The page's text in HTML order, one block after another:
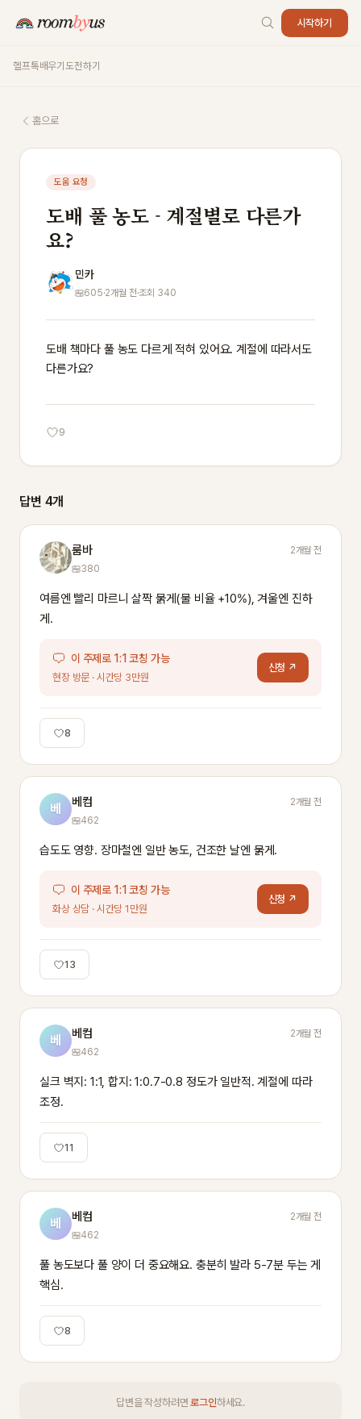
시작하기
헬프톡배우기도전하기
홈으로
도움 요청
도배 풀 농도 - 계절별로 다른가
요?
민카
605·2개월 전·조회 340
도배 책마다 풀 농도 다르게 적혀 있어요. 계절에 따라서도
다른가요?
9
답변 4개
룸바
2개월 전
380
여름엔 빨리 마르니 살짝 묽게(물 비율 +10%), 겨울엔 진하
게.
이 주제로 1:1 코칭 가능
현장 방문 · 시간당 3만원
신청 ↗
8
베 베컴
2개월 전
462
습도도 영향. 장마철엔 일반 농도, 건조한 날엔 묽게.
이 주제로 1:1 코칭 가능
화상 상담 · 시간당 1만원
신청 ↗
13
베 베컴
2개월 전
462
실크 벽지: 1:1, 합지: 1:0.7-0.8 정도가 일반적. 계절에 따라
조정.
11
베 베컴
2개월 전
462
풀 농도보다 풀 양이 더 중요해요. 충분히 발라 5-7분 두는 게
핵심.
8
답변을 작성하려면로그인하세요.